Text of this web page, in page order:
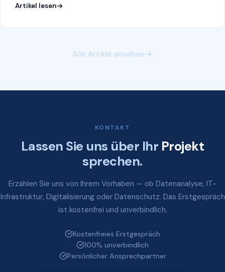
Artikel lesen
Alle Artikel ansehen
KONTAKT
Lassen Sie uns über Ihr Projekt
sprechen.
Erzählen Sie uns von Ihrem Vorhaben — ob Datenanalyse, IT-
Infrastruktur, Digitalisierung oder Datenschutz. Das Erstgespräch
ist kostenfrei und unverbindlich.
Kostenfreies Erstgespräch
100% unverbindlich
Persönlicher Ansprechpartner